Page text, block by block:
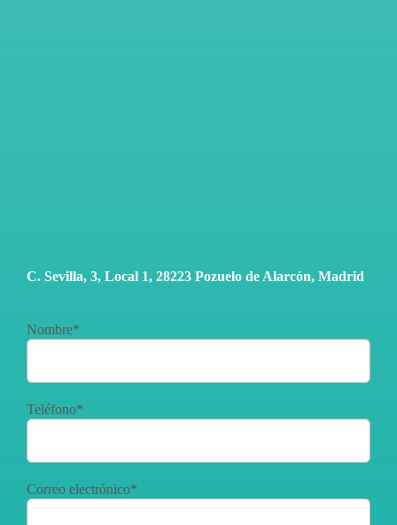
C. Sevilla, 3, Local 1, 28223 Pozuelo de Alarcón, Madrid
Nombre*
Teléfono*
Correo electrónico*